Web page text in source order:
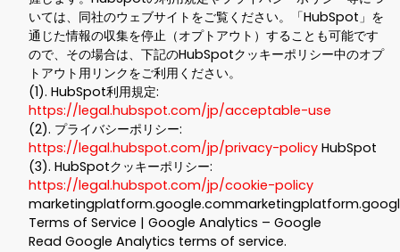
いては、同社のウェブサイトをご覧ください。「HubSpot」を
通じた情報の収集を停止（オプトアウト）することも可能です
ので、その場合は、下記のHubSpotクッキーポリシー中のオプ
トアウト用リンクをご利用ください。
(1). HubSpot利用規定:
https://legal.hubspot.com/jp/acceptable-use
(2). プライバシーポリシー:
https://legal.hubspot.com/jp/privacy-policy HubSpot
(3). HubSpotクッキーポリシー:
https://legal.hubspot.com/jp/cookie-policy
Terms of Service | Google Analytics – Google
Read Google Analytics terms of service.